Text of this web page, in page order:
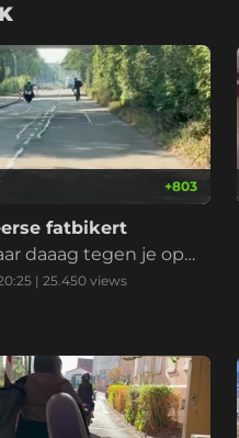
+803
fatbikert
daaag tegen je opg
kinderbrommer
| 25.450 views